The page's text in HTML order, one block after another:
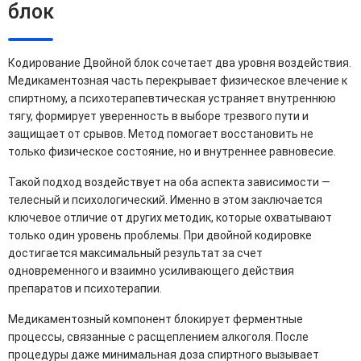
блок
Кодирование Двойной блок сочетает два уровня воздействия.
Медикаментозная часть перекрывает физическое влечение к
спиртному, а психотерапевтическая устраняет внутреннюю
тягу, формирует уверенность в выборе трезвого пути и
защищает от срывов. Метод помогает восстановить не
только физическое состояние, но и внутреннее равновесие.
Такой подход воздействует на оба аспекта зависимости —
телесный и психологический. Именно в этом заключается
ключевое отличие от других методик, которые охватывают
только один уровень проблемы. При двойной кодировке
достигается максимальный результат за счет
одновременного и взаимно усиливающего действия
препаратов и психотерапии.
Медикаментозный компонент блокирует ферментные
процессы, связанные с расщеплением алкоголя. После
процедуры даже минимальная доза спиртного вызывает